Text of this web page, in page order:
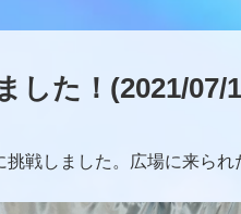
した！(2021/07/
挑戦しました。広場に来ら